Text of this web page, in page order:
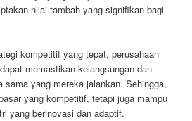
nilai tambah yang signifikan bagi
kompetitif yang tepat, perusahaan
memastikan kelangsungan dan
yang mereka jalankan. Sehingga,
yang kompetitif, tetapi juga mampu
yang berinovasi dan adaptif.